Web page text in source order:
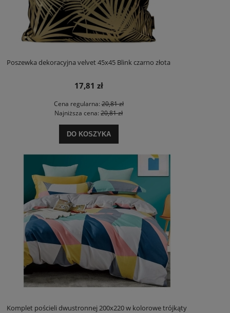
Poszewka dekoracyjna velvet 45x45 Blink czarno złota
17,81 zł
Cena regularna:20,81 zł
Najniższa cena: 20,81 zł
DO KOSZYKA
Komplet pościeli dwustronnej 200x220 w kolorowe trójkąty